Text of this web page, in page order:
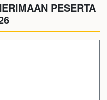
PESERTA